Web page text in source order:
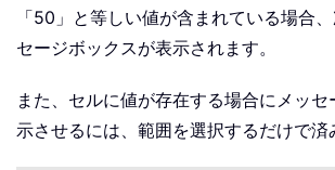
「50」と等しい値が含まれている場合
セージボックスが表示されます。
また、セルに値が存在する場合にメッ
示させるには、範囲を選択するだけで済